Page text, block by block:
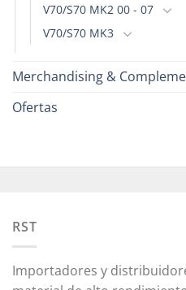
V70/S70 MK2 00 - 07
V70/S70 MK3
Merchandising &
Ofertas
RST
Importadores y